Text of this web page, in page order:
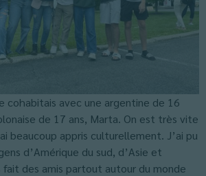
cohabitais avec une argentine de 16
de 17 ans, Marta. On est très vite
beaucoup appris culturellement. J’ai pu
d’Amérique du sud, d’Asie et
fait des amis partout autour du monde